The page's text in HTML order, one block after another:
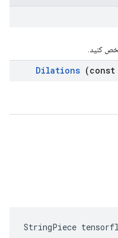
کنید.
Dilations
StringPiece